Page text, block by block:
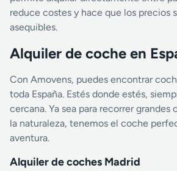
reduce costes y hace que los precios
asequibles.
Alquiler de coche en
Con Amovens, puedes encontrar
toda España. Estés donde estés,
cercana. Ya sea para recorrer grandes
la naturaleza, tenemos el coche
aventura.
Alquiler de coches Madrid